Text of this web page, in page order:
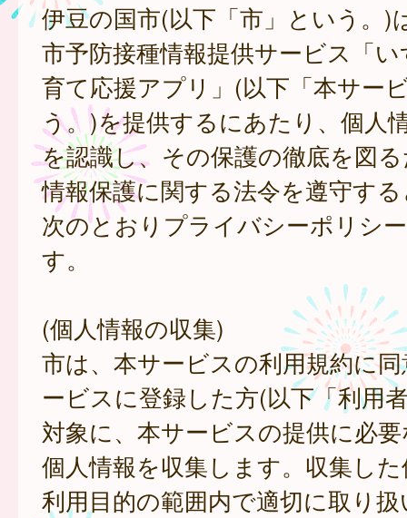
伊豆の国市(以下「市」という。)
市予防接種情報提供サービス「
育て応援アプリ」(以下「本サー
う。)を提供するにあたり、個人
を認識し、その保護の徹底を図
情報保護に関する法令を遵守す
次のとおりプライバシーポリシ
す。
(個人情報の収集)
市は、本サービスの利用規約に
ービスに登録した方(以下「利用
対象に、本サービスの提供に必
個人情報を収集します。収集し
利用目的の範囲内で適切に取り